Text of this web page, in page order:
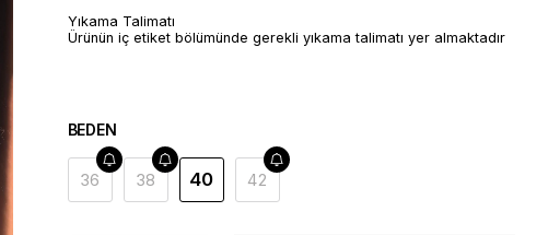
Yıkama Talimatı
Ürünün iç etiket bölümünde gerekli yıkama talimatı yer almaktadır
BEDEN
36 38 40 42